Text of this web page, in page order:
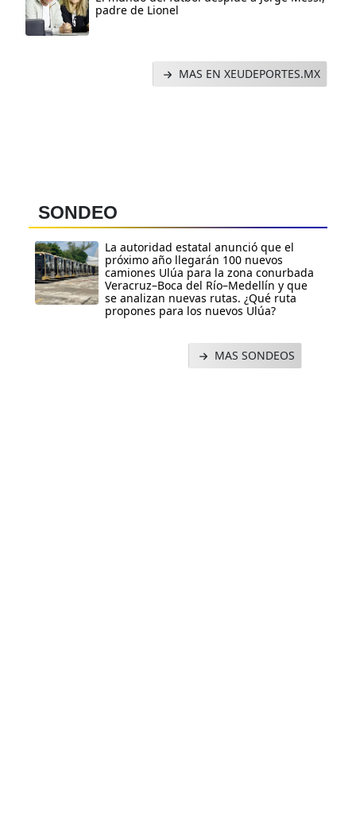
padre de Lionel
MAS EN XEUDEPORTES.MX
SONDEO
La autoridad estatal anunció que el
próximo año llegarán 100 nuevos
camiones Ulúa para la zona conurbada
Veracruz–Boca del Río–Medellín y que
se analizan nuevas rutas. ¿Qué ruta
propones para los nuevos Ulúa?
MAS SONDEOS